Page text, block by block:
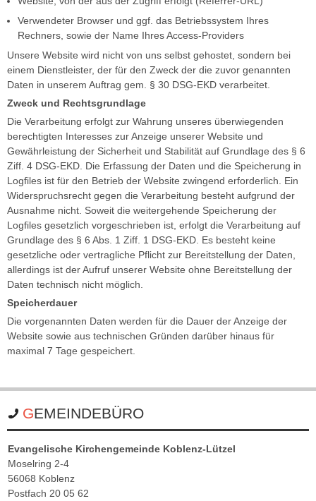
Verwendeter Browser und ggf. das Betriebssystem Ihres
Rechners, sowie der Name Ihres Access-Providers
Unsere Website wird nicht von uns selbst gehostet, sondern bei
einem Dienstleister, der für den Zweck der die zuvor genannten
Daten in unserem Auftrag gem. § 30 DSG-EKD verarbeitet.
Zweck und Rechtsgrundlage
Die Verarbeitung erfolgt zur Wahrung unseres überwiegenden
berechtigten Interesses zur Anzeige unserer Website und
Gewährleistung der Sicherheit und Stabilität auf Grundlage des § 6
Ziff. 4 DSG-EKD. Die Erfassung der Daten und die Speicherung in
Logfiles ist für den Betrieb der Website zwingend erforderlich. Ein
Widerspruchsrecht gegen die Verarbeitung besteht aufgrund der
Ausnahme nicht. Soweit die weitergehende Speicherung der
Logfiles gesetzlich vorgeschrieben ist, erfolgt die Verarbeitung auf
Grundlage des § 6 Abs. 1 Ziff. 1 DSG-EKD. Es besteht keine
gesetzliche oder vertragliche Pflicht zur Bereitstellung der Daten,
allerdings ist der Aufruf unserer Website ohne Bereitstellung der
Daten technisch nicht möglich.
Speicherdauer
Die vorgenannten Daten werden für die Dauer der Anzeige der
Website sowie aus technischen Gründen darüber hinaus für
maximal 7 Tage gespeichert.
GEMEINDEBÜRO
Evangelische Kirchengemeinde Koblenz-Lützel
Moselring 2-4
56068 Koblenz
Postfach 20 05 62